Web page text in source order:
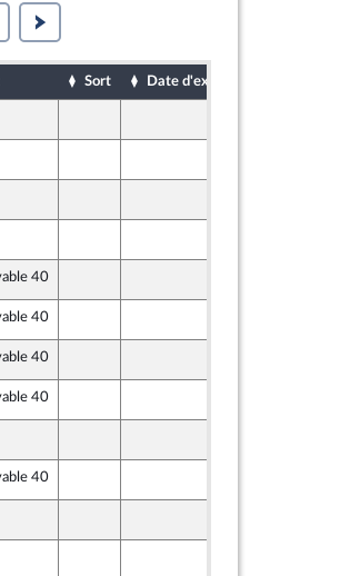
Sort Date d'examen
40
40
40
40
40